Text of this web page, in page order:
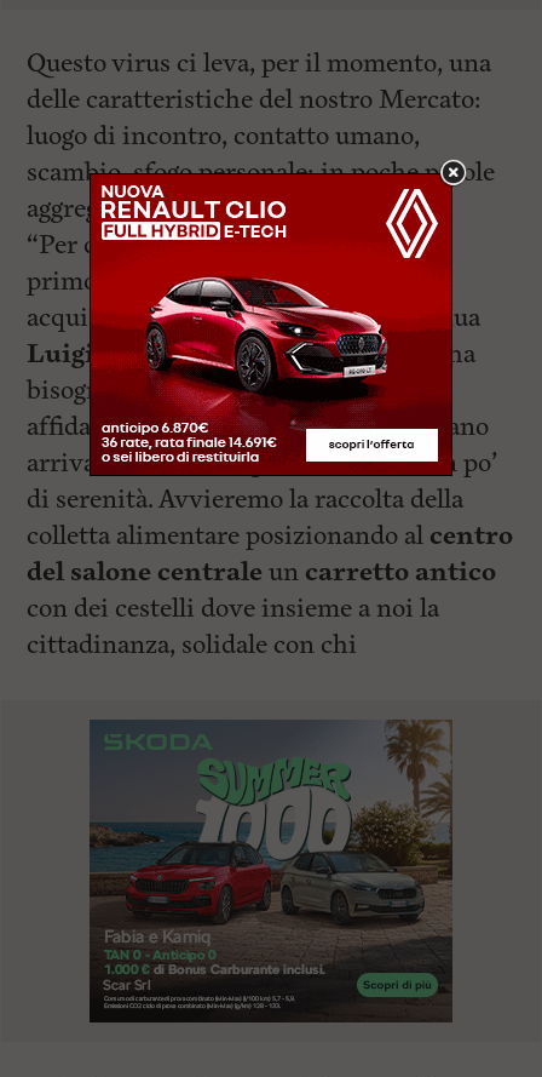
Questo virus ci leva, per il momento, una
delle caratteristiche del nostro Mercato:
luogo di incontro, contatto umano,
scambio, sfogo personale: in poche parole
aggregazione”.
“Per quanto detto abbiamo deciso un
primo intervento fatto di un corposo
acquisto di generi alimentari – continua
Luigi Sena– che doneremo a chi ne ha
bisogno tramite la collaborazione
affidabile dellaCaritasaffinché possano
arrivare nelle mani giuste e donare un po’
di serenità. Avvieremo la raccolta della
colletta alimentare posizionando al centro
del salone centrale un carretto antico
con dei cestelli dove insieme a noi la
cittadinanza, solidale con chi